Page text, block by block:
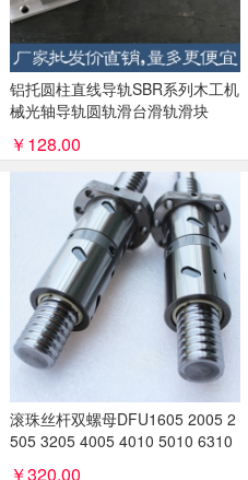
铝托圆柱直线导轨SBR系列木工机
械光轴导轨圆轨滑台滑轨滑块
￥128.00
滚珠丝杆双螺母DFU1605 2005 2
505 3205 4005 4010 5010 6310
￥320.00